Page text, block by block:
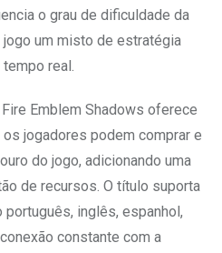
o grau de dificuldade da
jogo um misto de estratégia
real.
Emblem Shadows oferece
jogadores podem comprar e
do jogo, adicionando uma
de recursos. O título suporta
inglês, espanhol,
constante com a